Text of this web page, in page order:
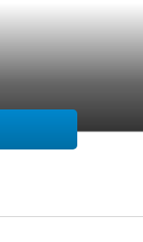
青蘋果香
宜，